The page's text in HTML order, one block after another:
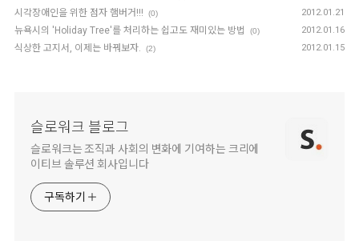
시각장애인을 위한 점자 햄버거!!! (0) 2012.01.21
뉴욕시의 'Holiday Tree'를 처리하는 쉽고도 재미있는 방법 (0) 2012.01.16
식상한 고지서, 이제는 바꿔보자. (2) 2012.01.15
슬로워크 블로그
슬로워크는 조직과 사회의 변화에 기여하는 크리에
이티브 솔루션 회사입니다
구독하기